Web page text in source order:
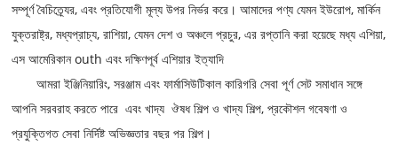
সম্পূর্ণ বৈচিত্র্যের, এবং প্রতিযোগী মূল্য উপর নির্ভর করে। আমাদের পণ্য যেমন ইউরোপ, মার্কিন
যুক্তরাষ্ট্র, মধ্যপ্রাচ্য, রাশিয়া, যেমন দেশ ও অঞ্চলে প্রচুর, এর রপ্তানি করা হয়েছেমধ্য এশিয়া,
এসআমেরিকান outh এবং দক্ষিণপূর্ব এশিয়ার ইত্যাদি
আমরা ইঞ্জিনিয়ারিং, সরঞ্জাম এবং ফার্মাসিউটিকাল কারিগরি সেবা পূর্ণ সেট সমাধান সঙ্গে
আপনি সরবরাহ করতে পারে এবং খাদ্য ঔষধ শিল্প ও খাদ্য শিল্প, প্রকৌশল গবেষণা ও
প্রযুক্তিগত সেবা নির্দিষ্ট অভিজ্ঞতার বছর পর শিল্প।